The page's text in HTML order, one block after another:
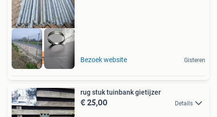
betonmatten Bezoek website Gisteren
rug stuk tuinbank gietijzer
€ 25,00 Details